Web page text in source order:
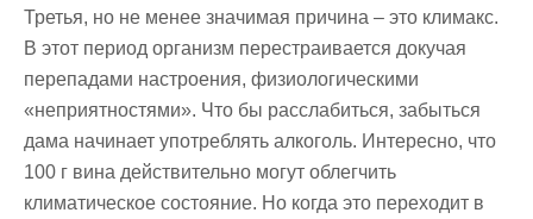
Третья, но не менее значимая причина – это климакс.
В этот период организм перестраивается докучая
перепадами настроения, физиологическими
«неприятностями». Что бы расслабиться, забыться
дама начинает употреблять алкоголь. Интересно, что
100 г вина действительно могут облегчить
климатическое состояние. Но когда это переходит в